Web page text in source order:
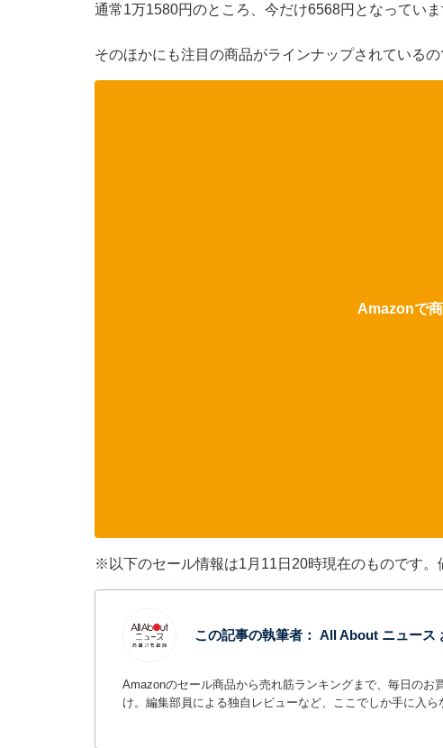
通常1万1580円のところ、今だけ6568円となっていま
そのほかにも注目の商品がラインナップされている
Amazonで
※以下のセール情報は1月11日20時現在のものです。
この記事の執筆者： All About ニュース
Amazonのセール商品から売れ筋ランキングまで、毎日の
け。編集部員による独自レビューなど、ここでしか手に入ら